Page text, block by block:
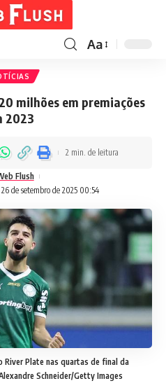
Aa
milhões em premiações
2023
de setembro de 2025 00:54
Flush
2 min. de leitura
River Plate nas quartas de final da
Schneider/Getty Images